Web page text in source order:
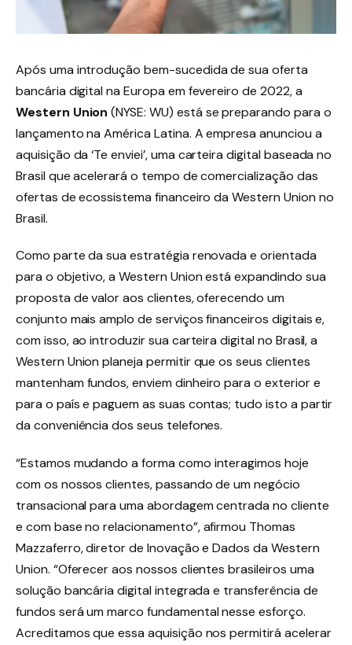
Após uma introdução bem-sucedida de sua oferta
bancária digital na Europa em fevereiro de 2022, a
Western Union(NYSE: WU) está se preparando para o
lançamento na América Latina. A empresa anunciou a
aquisição da ‘Te enviei’, uma carteira digital baseada no
Brasil que acelerará o tempo de comercialização das
ofertas de ecossistema financeiro da Western Union no
Brasil.
Como parte da sua estratégia renovada e orientada
para o objetivo, a Western Union está expandindo sua
proposta de valor aos clientes, oferecendo um
conjunto mais amplo de serviços financeiros digitais e,
com isso, ao introduzir sua carteira digital no Brasil, a
Western Union planeja permitir que os seus clientes
mantenham fundos, enviem dinheiro para o exterior e
para o país e paguem as suas contas; tudo isto a partir
da conveniência dos seus telefones.
“Estamos mudando a forma como interagimos hoje
com os nossos clientes, passando de um negócio
transacional para uma abordagem centrada no cliente
e com base no relacionamento”, afirmou Thomas
Mazzaferro, diretor de Inovação e Dados da Western
Union. “Oferecer aos nossos clientes brasileiros uma
solução bancária digital integrada e transferência de
fundos será um marco fundamental nesse esforço.
Acreditamos que essa aquisição nos permitirá acelerar